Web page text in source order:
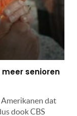
senioren
dat
dook CBS